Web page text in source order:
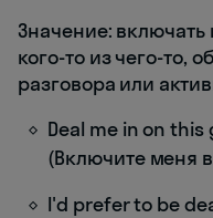
Значение:
кого-то из чего-то,
разговора или
Deal me in on this
(Включите меня в
I'd prefer to be